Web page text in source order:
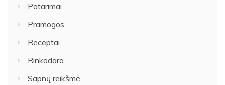
Patarimai
Pramogos
Receptai
Rinkodara
Sapnų reikšmė